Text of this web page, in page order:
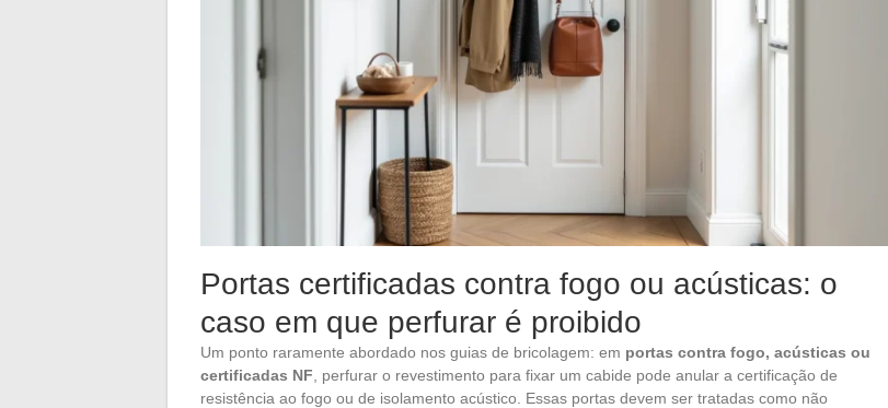
Portas certificadas contra fogo ou acústicas: o
caso em que perfurar é proibido
Um ponto raramente abordado nos guias de bricolagem: em portas contra fogo, acústicas ou
certificadas NF , perfurar o revestimento para fixar um cabide pode anular a certificação de
resistência ao fogo ou de isolamento acústico. Essas portas devem ser tratadas como não